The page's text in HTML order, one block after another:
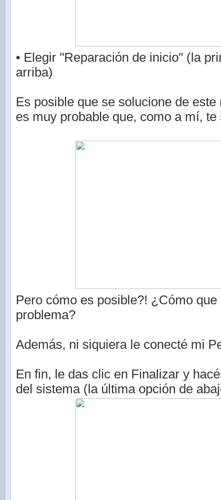
• Elegir "Reparación de inicio" (la
arriba)
Es posible que se solucione de
es muy probable que, como a mí,
Pero cómo es posible?! ¿Cómo que
problema?
Además, ni siquiera le conecté mi
En fin, le das clic en Finalizar y
del sistema (la última opción de